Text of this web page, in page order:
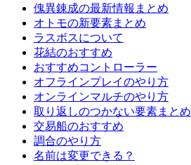
傀異錬成の最新情報まとめ
オトモの新要素まとめ
ラスボスについて
花結のおすすめ
おすすめコントローラー
オフラインプレイのやり方
オンラインマルチのやり方
取り返しのつかない要素まとめ
交易船のおすすめ
調合のやり方
名前は変更できる？